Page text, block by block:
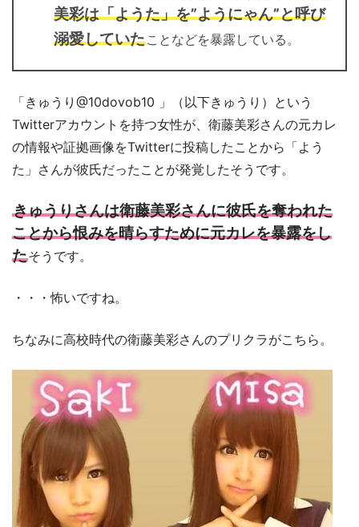
美彩は「ようた」を”ようにゃん”と呼び
溺愛していたことなどを暴露している。
「きゅうり@10dovob10 」（以下きゅうり）という
Twitterアカウントを持つ女性が、衛藤美彩さんの元カレ
の情報や証拠画像をTwitterに投稿したことから「よう
た」さんが彼氏だったことが発覚したそうです。
きゅうりさんは衛藤美彩さんに彼氏を奪われた
ことから恨みを晴らすために元カレを暴露をし
たそうです。
・・・怖いですね。
ちなみに高校時代の衛藤美彩さんのプリクラがこちら。